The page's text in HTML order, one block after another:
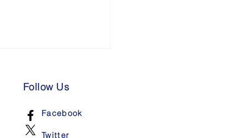
Follow Us
Facebook
Twitter